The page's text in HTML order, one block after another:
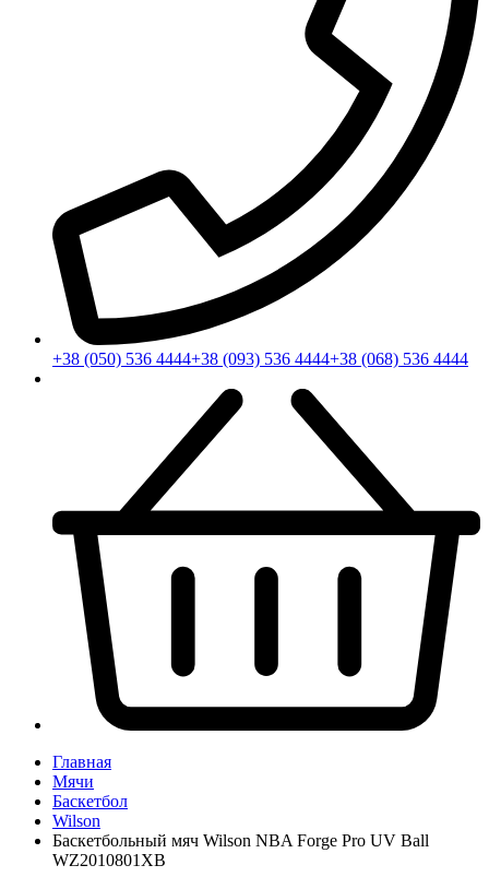
+38 (050) 536 4444+38 (093) 536 4444+38 (068) 536 4444
Главная
Мячи
Баскетбол
Wilson
Баскетбольный мяч Wilson NBA Forge Pro UV Ball
WZ2010801XB